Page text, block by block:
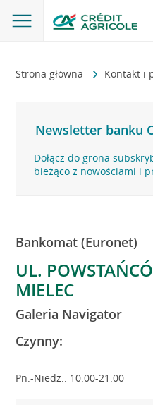
Strona główna Kontakt i
Newsletter banku
Dołącz do grona
bieżąco z nowościami i
Bankomat (Euronet)
UL.
MIELEC
Galeria Navigator
Czynny:
Pn.-Niedz.: 10:00-21:00